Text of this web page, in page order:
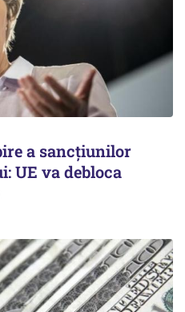
a sancțiunilor
UE va debloca